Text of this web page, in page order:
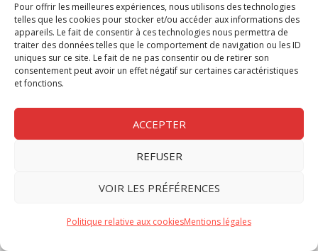
Pour offrir les meilleures expériences, nous utilisons des technologies
telles que les cookies pour stocker et/ou accéder aux informations des
appareils. Le fait de consentir à ces technologies nous permettra de
traiter des données telles que le comportement de navigation ou les ID
uniques sur ce site. Le fait de ne pas consentir ou de retirer son
consentement peut avoir un effet négatif sur certaines caractéristiques
et fonctions.
ACCEPTER
REFUSER
VOIR LES PRÉFÉRENCES
Politique relative aux cookiesMentions légales
Chèque Intermittents
Henotes
Chèque Compta
Chèque Emploi Spectacle
Profession Audio-visuel
Suivre